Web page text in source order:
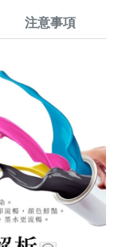
注意事項